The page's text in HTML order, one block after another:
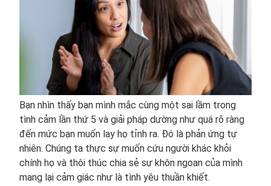
Bạn nhìn thấy bạn mình mắc cùng một sai lầm trong
tình cảm lần thứ 5 và giải pháp dường như quá rõ ràng
đến mức bạn muốn lay họ tỉnh ra. Đó là phản ứng tự
nhiên. Chúng ta thực sự muốn cứu người khác khỏi
chính họ và thôi thúc chia sẻ sự khôn ngoan của mình
mang lại cảm giác như là tình yêu thuần khiết.